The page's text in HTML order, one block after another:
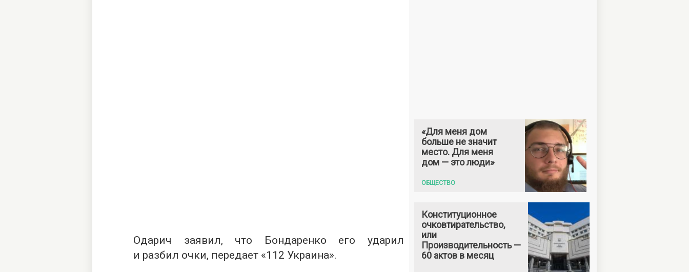
Одарич заявил, что Бондаренко его ударил
и разбил очки, передает «112 Украина».
«Для меня дом
больше не значит
место. Для меня
дом — это люди»
ОБЩЕСТВО
Конституционное
очковтирательство,
или
Производительность —
60 актов в месяц